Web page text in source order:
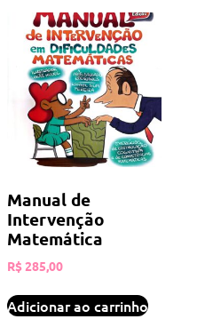
Manual de
Intervenção
Matemática
R$285,00
Adicionar ao carrinho